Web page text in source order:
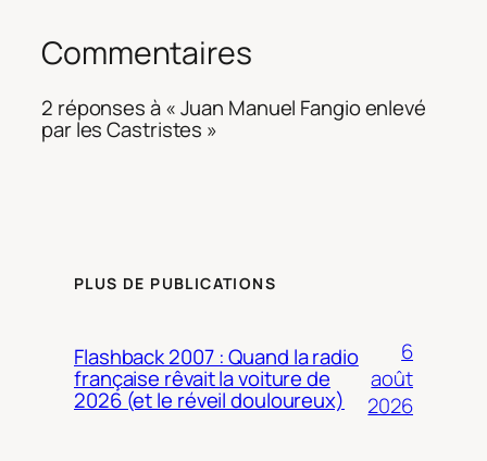
Commentaires
2 réponses à « Juan Manuel Fangio enlevé
par les Castristes »
PLUS DE PUBLICATIONS
Flashback 2007 : Quand la radio
française rêvait la voiture de
2026 (et le réveil douloureux)
6
août
2026